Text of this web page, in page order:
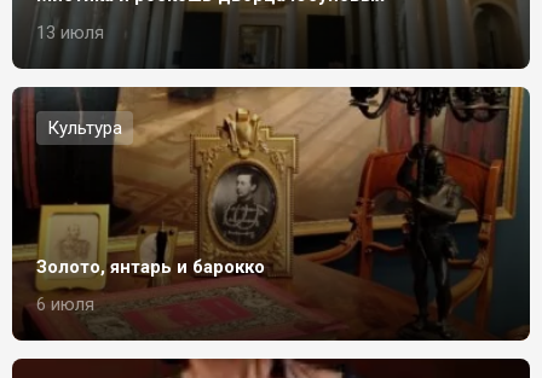
13 июля
Культура
Золото, янтарь и барокко
6 июля